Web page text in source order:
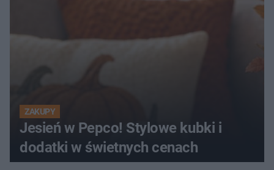
ZAKUPY
Jesień w Pepco! Stylowe kubki i
dodatki w świetnych cenach